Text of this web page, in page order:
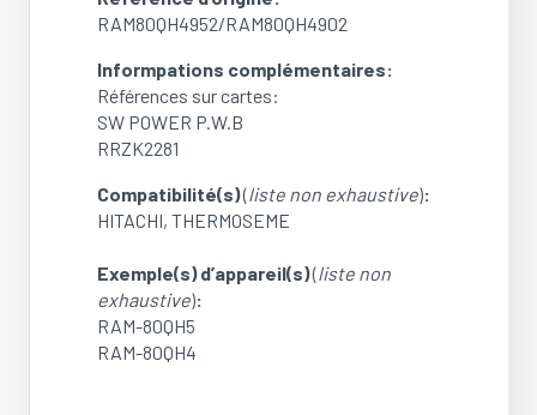
(Ref:
RAM80QH4952/RAM80QH4902)
(OCCASION)
RAM80QH4952/RAM80QH4902
Informpations complémentaires:
Références sur cartes:
SW POWER P.W.B
RRZK2281
Compatibilité(s)(liste non exhaustive):
HITACHI, THERMOSEME
Exemple(s) d’appareil(s)(liste non
exhaustive):
RAM-80QH5
RAM-80QH4